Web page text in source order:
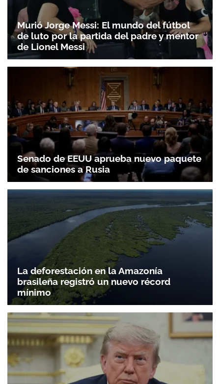
Murió Jorge Messi: El mundo del fútbol
de luto por la partida del padre y mentor
de Lionel Messi
Senado de EEUU aprueba nuevo paquete
de sanciones a Rusia
La deforestación en la Amazonía
brasileña registró un nuevo récord
mínimo